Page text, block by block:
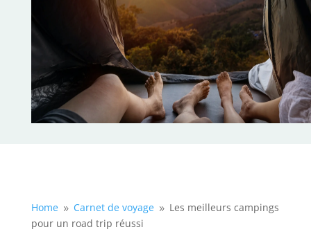
Home 9 Carnet de voyage 9 Les meilleurs campings
pour un road trip réussi